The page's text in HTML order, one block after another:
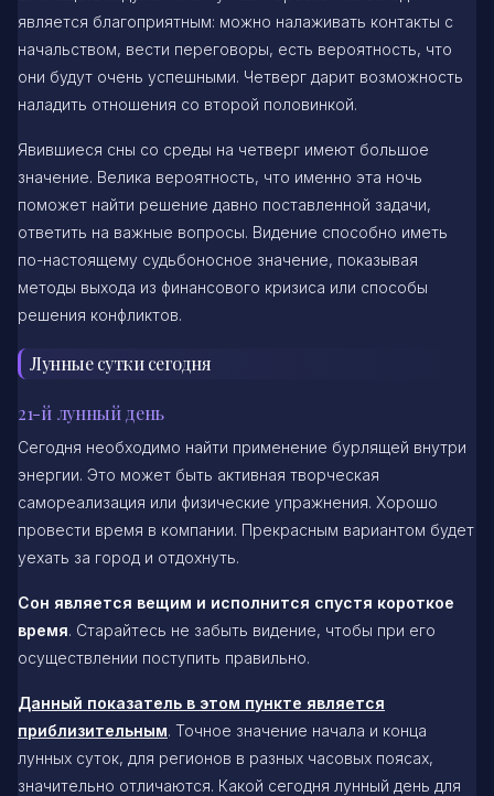
является благоприятным: можно налаживать контакты с
начальством, вести переговоры, есть вероятность, что
они будут очень успешными. Четверг дарит возможность
наладить отношения со второй половинкой.
Явившиеся сны со среды на четверг имеют большое
значение. Велика вероятность, что именно эта ночь
поможет найти решение давно поставленной задачи,
ответить на важные вопросы. Видение способно иметь
по-настоящему судьбоносное значение, показывая
методы выхода из финансового кризиса или способы
решения конфликтов.
Лунные сутки сегодня
21-й лунный день
Сегодня необходимо найти применение бурлящей внутри
энергии. Это может быть активная творческая
самореализация или физические упражнения. Хорошо
провести время в компании. Прекрасным вариантом будет
уехать за город и отдохнуть.
Сон является вещим и исполнится спустя короткое
время. Старайтесь не забыть видение, чтобы при его
осуществлении поступить правильно.
Данный показатель в этом пункте является
приблизительным. Точное значение начала и конца
лунных суток, для регионов в разных часовых поясах,
значительно отличаются. Какой сегодня лунный день для